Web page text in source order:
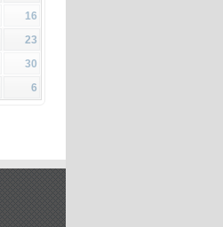
16
23
30
6